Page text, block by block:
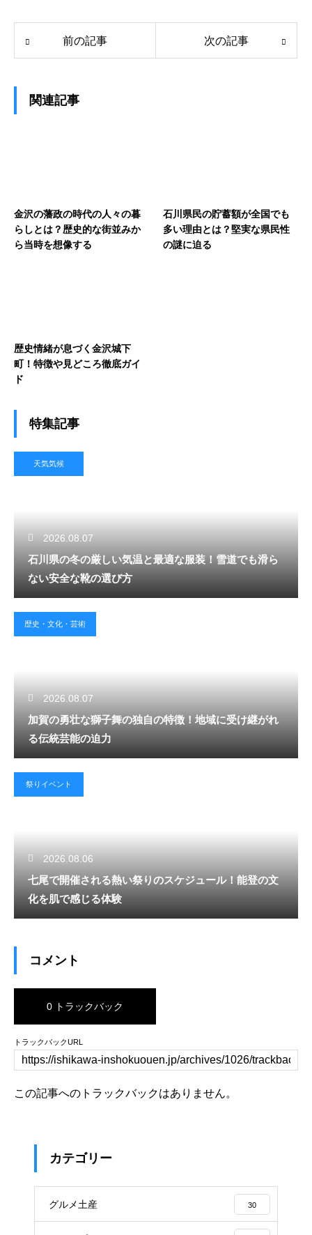
前の記事 次の記事
関連記事
金沢の藩政の時代の人々の暮
らしとは？歴史的な街並みか
ら当時を想像する
石川県民の貯蓄額が全国でも
多い理由とは？堅実な県民性
の謎に迫る
歴史情緒が息づく金沢城下
町！特徴や見どころ徹底ガイ
ド
特集記事
天気気候
2026.08.07
石川県の冬の厳しい気温と最適な服装！雪道でも滑ら
ない安全な靴の選び方
歴史・文化・芸術
2026.08.07
加賀の勇壮な獅子舞の独自の特徴！地域に受け継がれ
る伝統芸能の迫力
祭りイベント
2026.08.06
七尾で開催される熱い祭りのスケジュール！能登の文
化を肌で感じる体験
コメント
0 トラックバック
トラックバックURL
この記事へのトラックバックはありません。
カテゴリー
グルメ土産 30